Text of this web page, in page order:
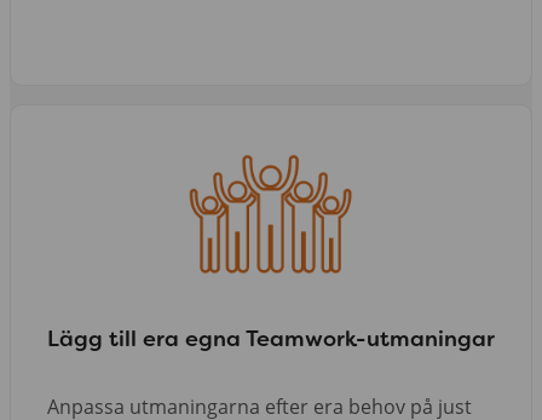
Lägg till era egna Teamwork-utmaningar
Anpassa utmaningarna efter era behov på just